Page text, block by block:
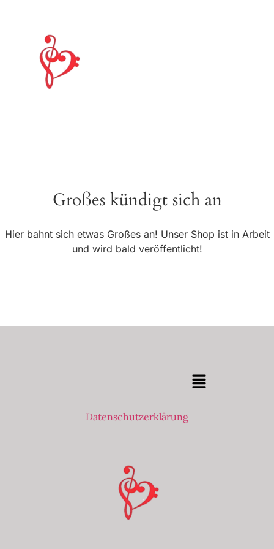
Großes kündigt sich an
Hier bahnt sich etwas Großes an! Unser Shop ist in Arbeit
und wird bald veröffentlicht!
Datenschutzerklärung